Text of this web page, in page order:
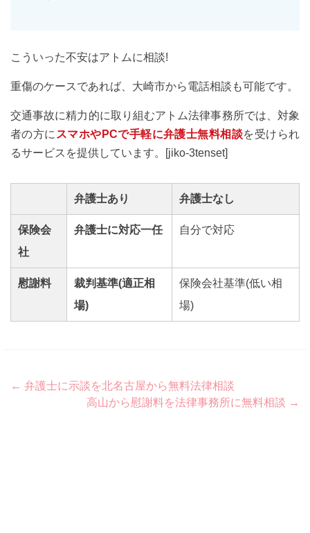
こういった不安はアトムに相談!
重傷のケースであれば、大崎市から電話相談も可能です。
交通事故に精力的に取り組むアトム法律事務所では、対象
者の方に スマホやPCで手軽に弁護士無料相談を受けられ
るサービスを提供しています。[jiko-3tenset]
弁護士あり 弁護士なし
保険会
社
弁護士に対応一任 自分で対応
慰謝料
裁判基準(適正相
場)
保険会社基準(低い相
場)
Post
navigation
← 弁護士に示談を北名古屋から無料法律相談
高山から慰謝料を法律事務所に無料相談 →